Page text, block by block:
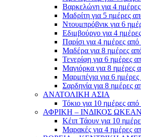
Βαρκελώνη για 4
Μαδρίτη για 5 ημέρες
Ντουμπρόβνικ για 6
Εδιμβούργο για 4
Παρίσι για 4 ημέρες
Μαδέρα για 8 ημέρες
Τενερίφη για 6 ημέρες
Μαγιόρκα για 8 ημέρες
Μαρμπέγια για 6
Σαρδηνία για 8 ημέρες
ΑΝΑΤΟΛΙΚΗ ΑΣΙΑ
Τόκιο για 10 ημέρες
ΑΦΡΙΚΗ – ΙΝΔΙΚΟΣ
Κέιπ Τάουν για 10
Μαρακές για 4 ημέρες